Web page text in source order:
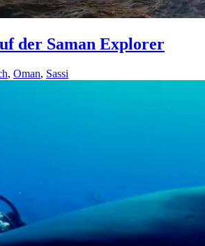
der Saman Explorer
, Oman, Sassi